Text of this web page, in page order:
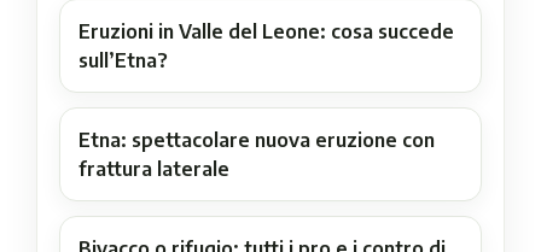
Eruzioni in Valle del Leone: cosa succede
sull’Etna?
Etna: spettacolare nuova eruzione con
frattura laterale